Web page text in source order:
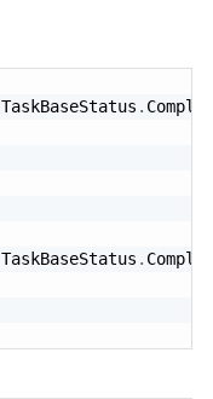
TaskBaseStatus .
TaskBaseStatus .